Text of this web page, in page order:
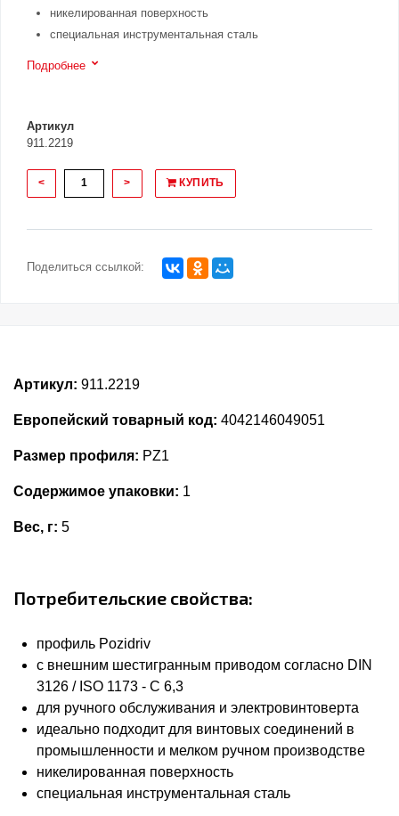
никелированная поверхность
специальная инструментальная сталь
Подробнее
Артикул
911.2219
< > КУПИТЬ
Поделиться ссылкой:
Артикул: 911.2219
Европейский товарный код: 4042146049051
Размер профиля: PZ1
Содержимое упаковки: 1
Вес, г: 5
Потребительские свойства:
профиль Pozidriv
с внешним шестигранным приводом согласно DIN
3126 / ISO 1173 - C 6,3
для ручного обслуживания и электровинтоверта
идеально подходит для винтовых соединений в
промышленности и мелком ручном производстве
никелированная поверхность
специальная инструментальная сталь